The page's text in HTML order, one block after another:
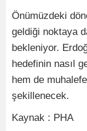
Önümüzdeki
geldiği noktaya
bekleniyor.
hedefinin nasıl
hem de
şekillenecek.
Kaynak : PHA